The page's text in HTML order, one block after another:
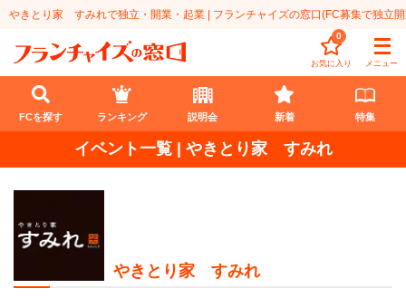
やきとり家 すみれで独立・開業・起業 | フランチャイズの窓口(FC募集で独立
お気に入り
0
メニュー
FCを探す
代理店業
教育・保育業
開業資金
1円〜100万円
エリア
FCを探す ランキング 説明会 新着 特集
イベント一覧 | やきとり家 すみれ
やきとり家 すみれ